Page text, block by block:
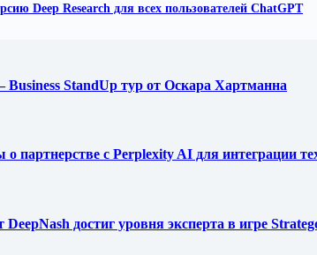
Deep Research для всех пользователей ChatGPT
Business StandUp тур от Оскара Хартманна
о партнерстве с Perplexity AI для интеграции
достиг уровня эксперта в игре